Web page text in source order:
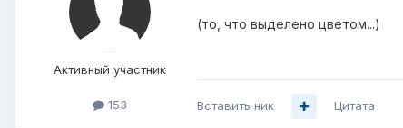
Активный участник
153
(то, что выделено цветом...)
Вставить ник Цитата